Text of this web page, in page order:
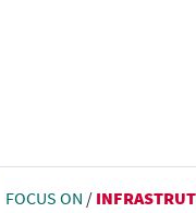
FOCUS ON /